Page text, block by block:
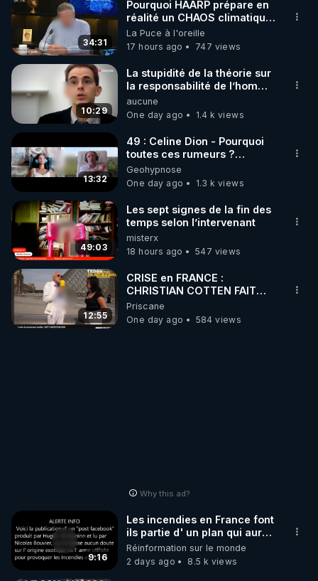
▶ 30 jours gratuit sur l’application de méditation et
de bien-être ENVOL :
Rendez-vous sur https://www.envol.app/code
le code : REGENERE
34:31
Pourquoi HAARP prépare en
réalité un CHAOS climatique,
on répond
La Puce à l'oreille
17 hours ago
747 views
10:29
La stupidité de la théorie sur
la responsabilité de l’homme
concernant le dioxyde de
carbone.
aucune
One day ago
1.4 k views
13:32
49 : Celine Dion - Pourquoi
toutes ces rumeurs ?
Enquête sous hypnose
Geohypnose
One day ago
1.3 k views
49:03
Les sept signes de la fin des
temps selon l’intervenant
misterx
18 hours ago
547 views
12:55
CRISE en FRANCE :
CHRISTIAN COTTEN FAIT
une étrange découverte
Priscane
One day ago
584 views
Why this ad?
9:16
Les incendies en France font
ils partie d' un plan qui aurait
débuté le 11 septembre 2001
?
Réinformation sur le monde
2 days ago
8.5 k views